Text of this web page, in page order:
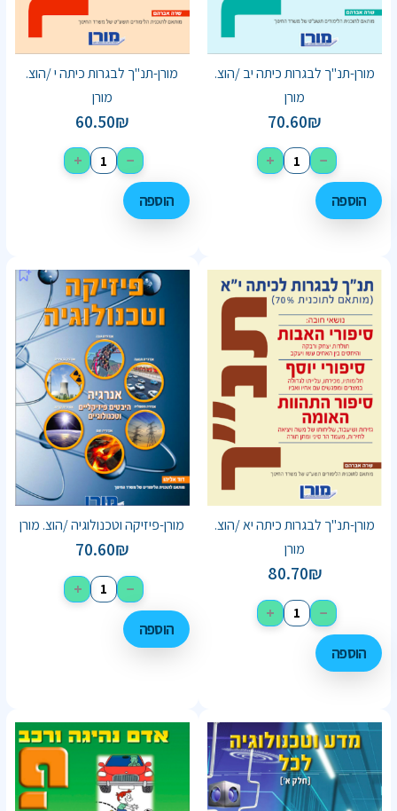
מורן-תנ"ך לבגרות כיתה יב /הוצ.
מורן
70.60₪
−
+
הוספה
מורן-תנ"ך לבגרות כיתה י /הוצ.
מורן
60.50₪
−
+
הוספה
מורן-תנ"ך לבגרות כיתה יא /הוצ.
מורן
80.70₪
−
+
הוספה
מורן-פיזיקה וטכנולוגיה /הוצ. מורן
70.60₪
−
+
הוספה